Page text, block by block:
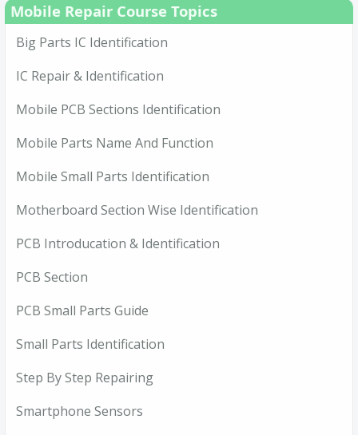
Mobile Repair Course Topics
Big Parts IC Identification
IC Repair & Identification
Mobile PCB Sections Identification
Mobile Parts Name And Function
Mobile Small Parts Identification
Motherboard Section Wise Identification
PCB Introducation & Identification
PCB Section
PCB Small Parts Guide
Small Parts Identification
Step By Step Repairing
Smartphone Sensors